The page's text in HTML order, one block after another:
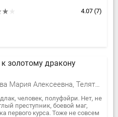
Крыса, Язон динАльт...
4.07 (7)
к золотому дракону
Быкова Мария Алексеевна, Телятникова Лариса Ивановна
человек, полуфэйри. Нет, не
преступник, боевой маг,
первого курса. Тоже не совсем